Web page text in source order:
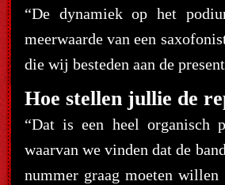
“De dynamiek op het
meerwaarde van een
die wij besteden aan de
Hoe stellen jullie de
“Dat is een heel organisch
waarvan we vinden dat de
nummer graag moeten